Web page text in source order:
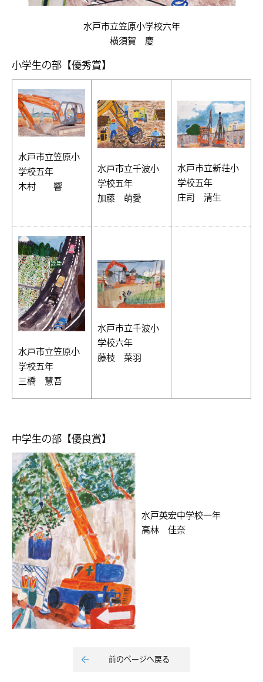
水戸市立笠原小学校六年
横須賀 慶
小学生の部【優秀賞】
水戸市立笠原小
学校五年
木村 響
水戸市立千波小
学校五年
加藤 萌愛
水戸市立新荘小
学校五年
庄司 清生
水戸市立笠原小
学校五年
三橋 慧吾
水戸市立千波小
学校六年
藤枝 菜羽
中学生の部【優良賞】
水戸英宏中学校一年
高林 佳奈
前のページへ戻る